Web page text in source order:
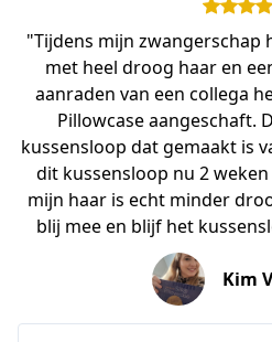
"Tijdens mijn zwangerschap
met heel droog haar en
aanraden van een collega
Pillowcase aangeschaft.
kussensloop dat gemaakt is
dit kussensloop nu 2
mijn haar is echt minder
blij mee en blijf het
Kim